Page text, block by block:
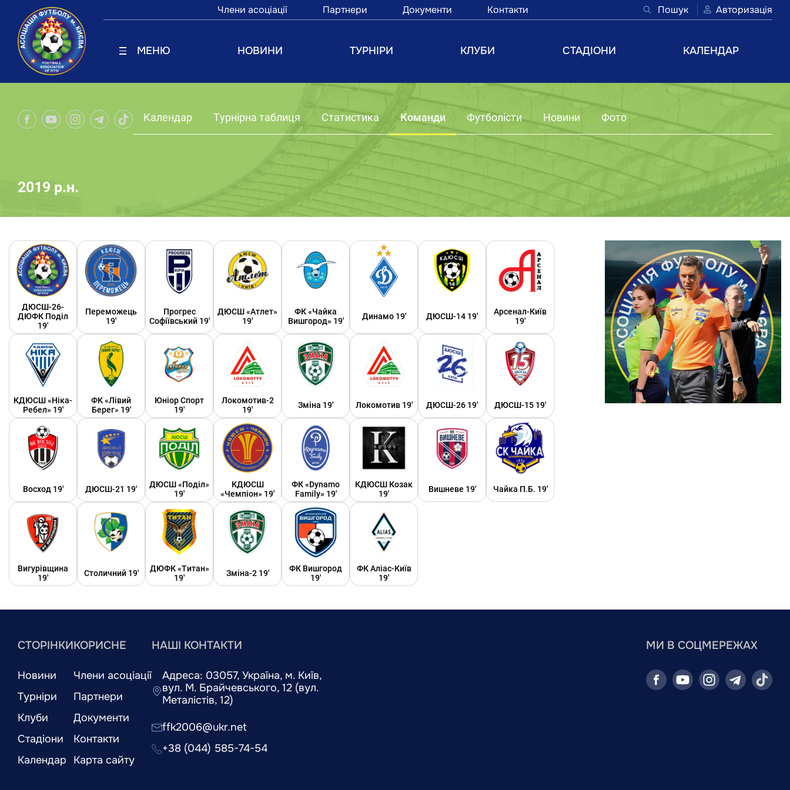
Члени асоціації Партнери Документи Контакти Пошук Авторизація
МЕНЮ НОВИНИ ТУРНІРИ КЛУБИ СТАДІОНИ КАЛЕНДАР
Календар Турнірна таблиця Статистика Команди Футболісти Новини Фото
2019 р.н.
ДЮСШ-26-
ДЮФК Поділ
19'
Переможець
19'
Прогрес
Софіївський 19'
ДЮСШ «Атлет»
19'
ФК «Чайка
Вишгород» 19'
Динамо 19' ДЮСШ-14 19'
Арсенал-Київ
19'
КДЮСШ «Ніка-
Ребел» 19'
ФК «Лівий
Берег» 19'
Юніор Спорт
19'
Локомотив-2
19'
Зміна 19' Локомотив 19' ДЮСШ-26 19' ДЮСШ-15 19'
Восход 19' ДЮСШ-21 19'
ДЮСШ «Поділ»
19'
КДЮСШ
«Чемпіон» 19'
ФК «Dynamo
Family» 19'
КДЮСШ Козак
19'
Вишневе 19' Чайка П.Б. 19'
Вигурівщина
19'
Столичний 19'
ДЮФК «Титан»
19'
Зміна-2 19'
ФК Вишгород
19'
ФК Аліас-Київ
19'
СТОРІНКИ
Новини
Турніри
Клуби
Стадіони
Календар
КОРИСНЕ
Члени асоціації
Партнери
Документи
Контакти
Карта сайту
НАШІ КОНТАКТИ
Адреса: 03057, Україна, м. Київ,
вул. М. Брайчевського, 12 (вул.
Металістів, 12)
ffk2006@ukr.net
+38 (044) 585-74-54
МИ В СОЦМЕРЕЖАХ